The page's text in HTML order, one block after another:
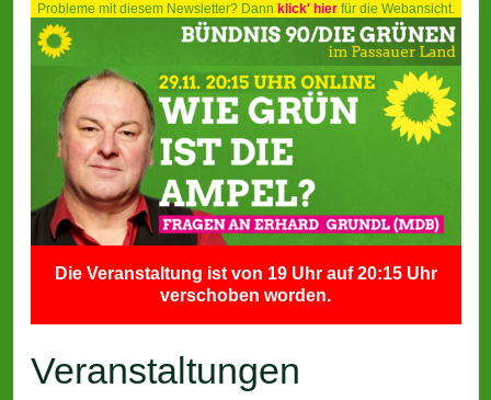
Probleme mit diesem Newsletter? Dann klick' hierfür die Webansicht.
Die Veranstaltung ist von 19 Uhr auf 20:15 Uhr
verschoben worden.
Veranstaltungen